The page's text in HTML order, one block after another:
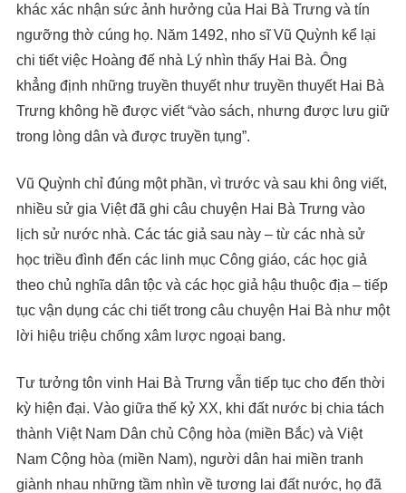
khác xác nhận sức ảnh hưởng của Hai Bà Trưng và tín
ngưỡng thờ cúng họ. Năm 1492, nho sĩ Vũ Quỳnh kể lại
chi tiết việc Hoàng đế nhà Lý nhìn thấy Hai Bà. Ông
khẳng định những truyền thuyết như truyền thuyết Hai Bà
Trưng không hề được viết “vào sách, nhưng được lưu giữ
trong lòng dân và được truyền tụng”.
Vũ Quỳnh chỉ đúng một phần, vì trước và sau khi ông viết,
nhiều sử gia Việt đã ghi câu chuyện Hai Bà Trưng vào
lịch sử nước nhà. Các tác giả sau này – từ các nhà sử
học triều đình đến các linh mục Công giáo, các học giả
theo chủ nghĩa dân tộc và các học giả hậu thuộc địa – tiếp
tục vận dụng các chi tiết trong câu chuyện Hai Bà như một
lời hiệu triệu chống xâm lược ngoại bang.
Tư tưởng tôn vinh Hai Bà Trưng vẫn tiếp tục cho đến thời
kỳ hiện đại. Vào giữa thế kỷ XX, khi đất nước bị chia tách
thành Việt Nam Dân chủ Cộng hòa (miền Bắc) và Việt
Nam Cộng hòa (miền Nam), người dân hai miền tranh
giành nhau những tầm nhìn về tương lai đất nước, họ đã